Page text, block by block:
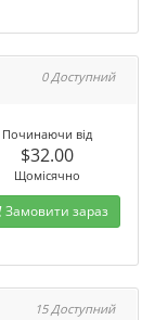
0 Доступний
Починаючи від
$32.00
Щомісячно
Замовити зараз
15 Доступний